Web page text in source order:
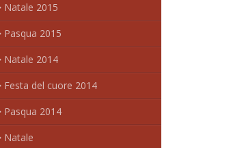
Natale 2015
Pasqua 2015
Natale 2014
Festa del cuore 2014
Pasqua 2014
Natale